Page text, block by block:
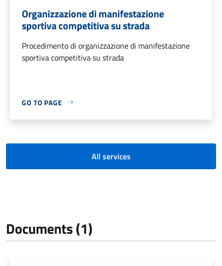
Organizzazione di manifestazione
sportiva competitiva su strada
Procedimento di organizzazione di manifestazione
sportiva competitiva su strada
GO TO PAGE
All services
Documents (1)